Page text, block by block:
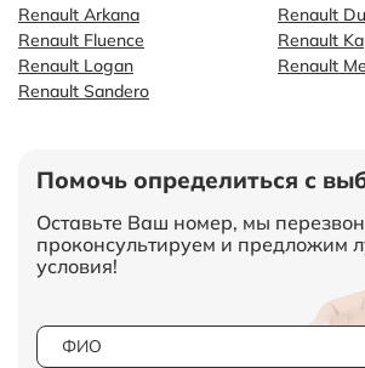
Renault Arkana
Renault
Renault Fluence
Renault
Renault Logan
Renault
Renault Sandero
Помочь определиться с
Оставьте Ваш номер, мы
проконсультируем и предложим
условия!